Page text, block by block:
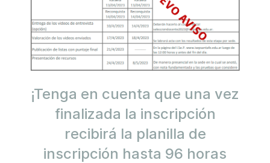
¡Tenga en cuenta que una vez
finalizada la inscripción
recibirá la planilla de
inscripción hasta 96 horas